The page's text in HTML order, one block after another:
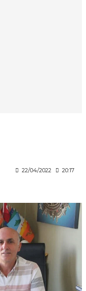
22/04/2022 20:17